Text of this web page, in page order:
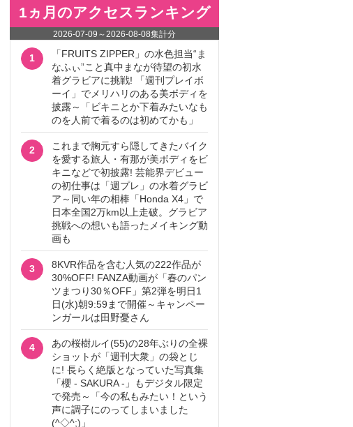
1ヵ月のアクセスランキング
2026-07-09 ～2026-08-08集計分
1
「FRUITS ZIPPER」の水色担当“ま
なふぃ”こと真中まなが待望の初水
着グラビアに挑戦! 「週刊プレイボ
ーイ」でメリハリのある美ボディを
披露～「ビキニとか下着みたいなも
のを人前で着るのは初めてかも」
2
これまで胸元すら隠してきたバイク
を愛する旅人・有那が美ボディをビ
キニなどで初披露! 芸能界デビュー
の初仕事は「週プレ」の水着グラビ
ア～同い年の相棒「Honda X4」で
日本全国2万km以上走破。グラビア
挑戦への想いも語ったメイキング動
画も
3
8KVR作品を含む人気の222作品が
30%OFF! FANZA動画が「春のパン
ツまつり30％OFF」第2弾を明日1
日(水)朝9:59まで開催～キャンペー
ンガールは田野憂さん
4
あの桜樹ルイ(55)の28年ぶりの全裸
ショットが「週刊大衆」の袋とじ
に! 長らく絶版となっていた写真集
「櫻 - SAKURA -」もデジタル限定
で発売～「今の私もみたい！という
声に調子にのってしまいました
(^◇^;)」